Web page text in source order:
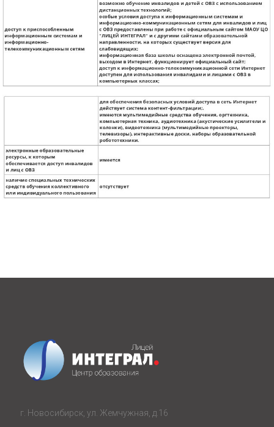
г. Новосибирск, ул. Жемчужная, д.16